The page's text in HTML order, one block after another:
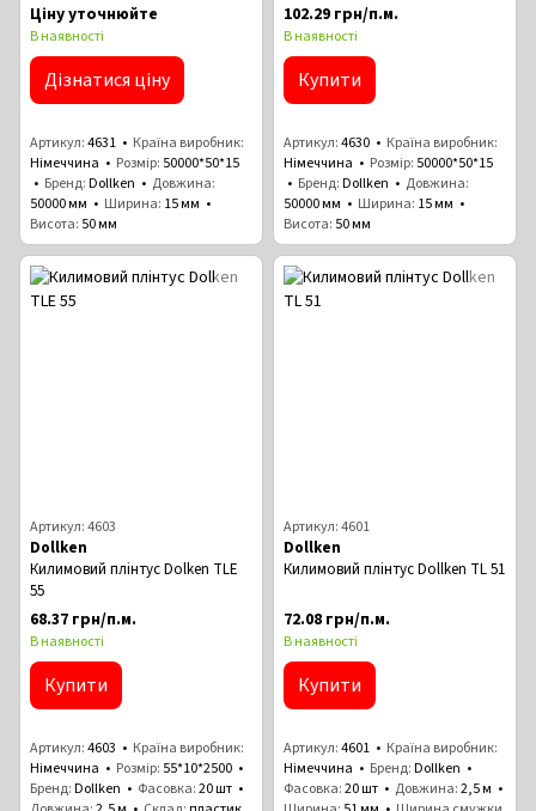
Ціну уточнюйте
В наявності
Дізнатися ціну
Артикул 4631
Країна виробник
Німеччина
Розмір 50000*50*15
Бренд Dollken
Довжина
50000 мм
Ширина 15 мм
Висота 50 мм
102.29 грн/п.м.
В наявності
Купити
Артикул 4630
Країна виробник
Німеччина
Розмір 50000*50*15
Бренд Dollken
Довжина
50000 мм
Ширина 15 мм
Висота 50 мм
Артикул: 4603
Dollken
Килимовий плінтус Dolken TLE
55
68.37 грн/п.м.
В наявності
Купити
Артикул 4603
Країна виробник
Німеччина
Розмір 55*10*2500
Бренд Dollken Фасовка 20 шт
Артикул: 4601
Dollken
Килимовий плінтус Dollken TL 51
72.08 грн/п.м.
В наявності
Купити
Артикул 4601
Країна виробник
Німеччина
Бренд Dollken
Фасовка 20 шт Довжина 2,5 м